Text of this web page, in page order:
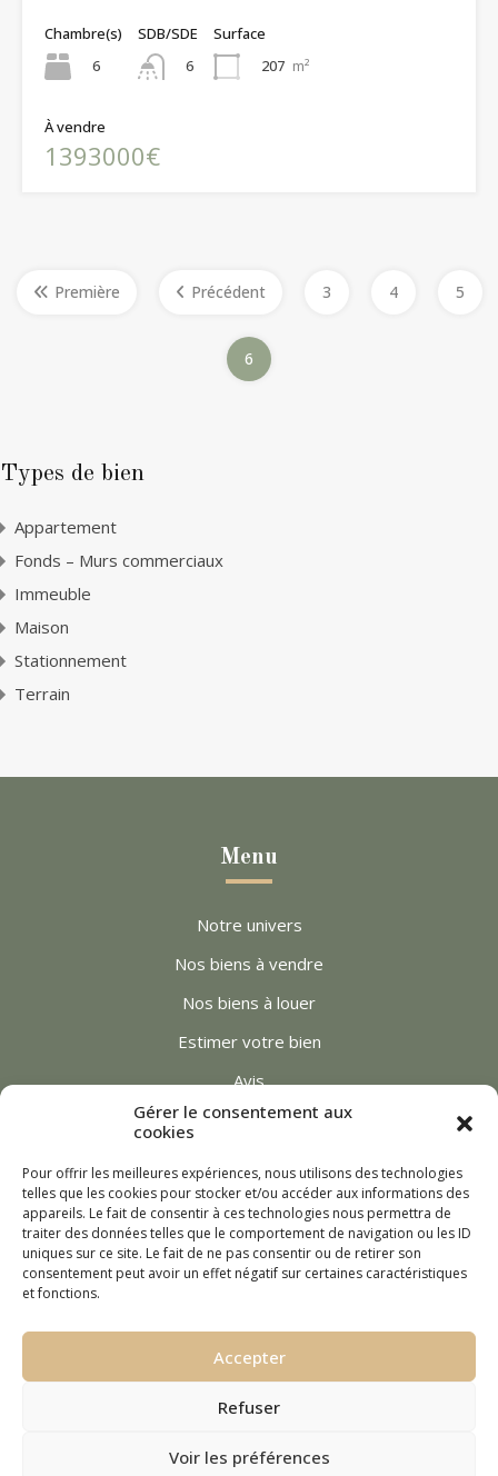
Gérer le consentement aux
cookies
Pour offrir les meilleures expériences, nous utilisons des technologies
telles que les cookies pour stocker et/ou accéder aux informations des
appareils. Le fait de consentir à ces technologies nous permettra de
traiter des données telles que le comportement de navigation ou les ID
uniques sur ce site. Le fait de ne pas consentir ou de retirer son
consentement peut avoir un effet négatif sur certaines caractéristiques
et fonctions.
Accepter
Refuser
Voir les préférences
Chambre(s)
6
SDB/SDE
6
Surface
207 m²
À vendre
1393000€
Première Précédent 3 4 5
6
Types de bien
Appartement
Fonds – Murs commerciaux
Immeuble
Maison
Stationnement
Terrain
Menu
Notre univers
Nos biens à vendre
Nos biens à louer
Estimer votre bien
Avis
Actualités
AD Immobilier
|
Bareme Honoraire Location 2026
|
Mentions légales